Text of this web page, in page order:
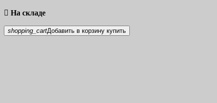
 На складе
shopping_cartДобавить в корзину купить